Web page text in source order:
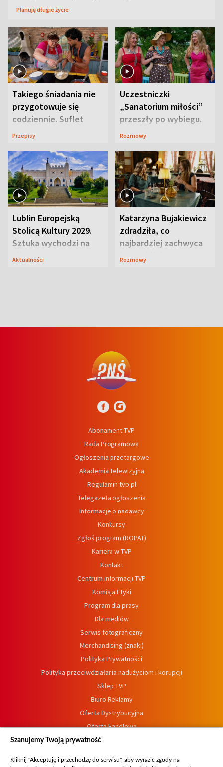
Planuję długie życie
Takiego śniadania nie
przygotowuje się
codziennie. Suflet
serowy zachwyca
Przepisy
Uczestniczki
„Sanatorium miłości”
przeszły po wybiegu.
Te stylizacje
Rozmowy
Lublin Europejską
Stolicą Kultury 2029.
Sztuka wychodzi na
ulice
Aktualności
Katarzyna Bujakiewicz
zdradziła, co
najbardziej zachwyca
ją w Lublinie
Rozmowy
Abonament TVP
Rada Programowa
Ogłoszenia przetargowe
Akademia Telewizyjna
Regulamin tvp.pl
Telegazeta ogłoszenia
Informacje o nadawcy
Konkursy
Zgłoś program (ROPAT)
Kariera w TVP
Kontakt
Centrum informacji TVP
Komisja Etyki
Program dla prasy
Dla mediów
Serwis fotograficzny
Merchandising (znaki)
Polityka Prywatności
Polityka przeciwdziałania nadużyciom i korupcji
Sklep TVP
Biuro Reklamy
Oferta Dystrybucyjna
Oferta Handlowa
Dostępność
Szanujemy Twoją prywatność
Kliknij "Akceptuję i przechodzę do serwisu", aby wyrazić zgody na